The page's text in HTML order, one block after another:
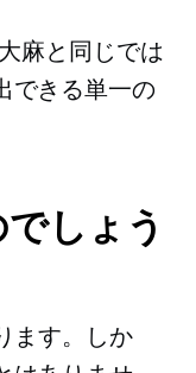
麻と同じでは
できる単一の
しょう
ます。しか